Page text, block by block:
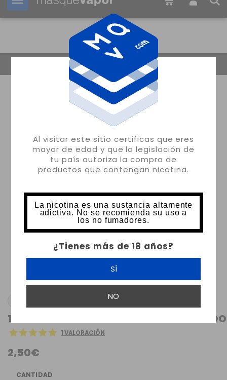
Al visitar este sitio certificas que eres
mayor de edad y que la legislación de
tu país autoriza la compra de
productos que contengan nicotina.
La nicotina es una sustancia altamente
adictiva. No se recomienda su uso a
los no fumadores.
¿Tienes más de 18 años?
SÍ
NO
Tu pedido puede ser enviado en 30m:
1 X CARTUCHO ITO DORIC 20 POD VOOPOO
1 VALORACIÓN
2,50€
CANTIDAD